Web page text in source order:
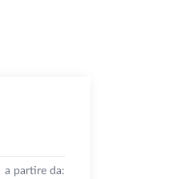
a partire da: